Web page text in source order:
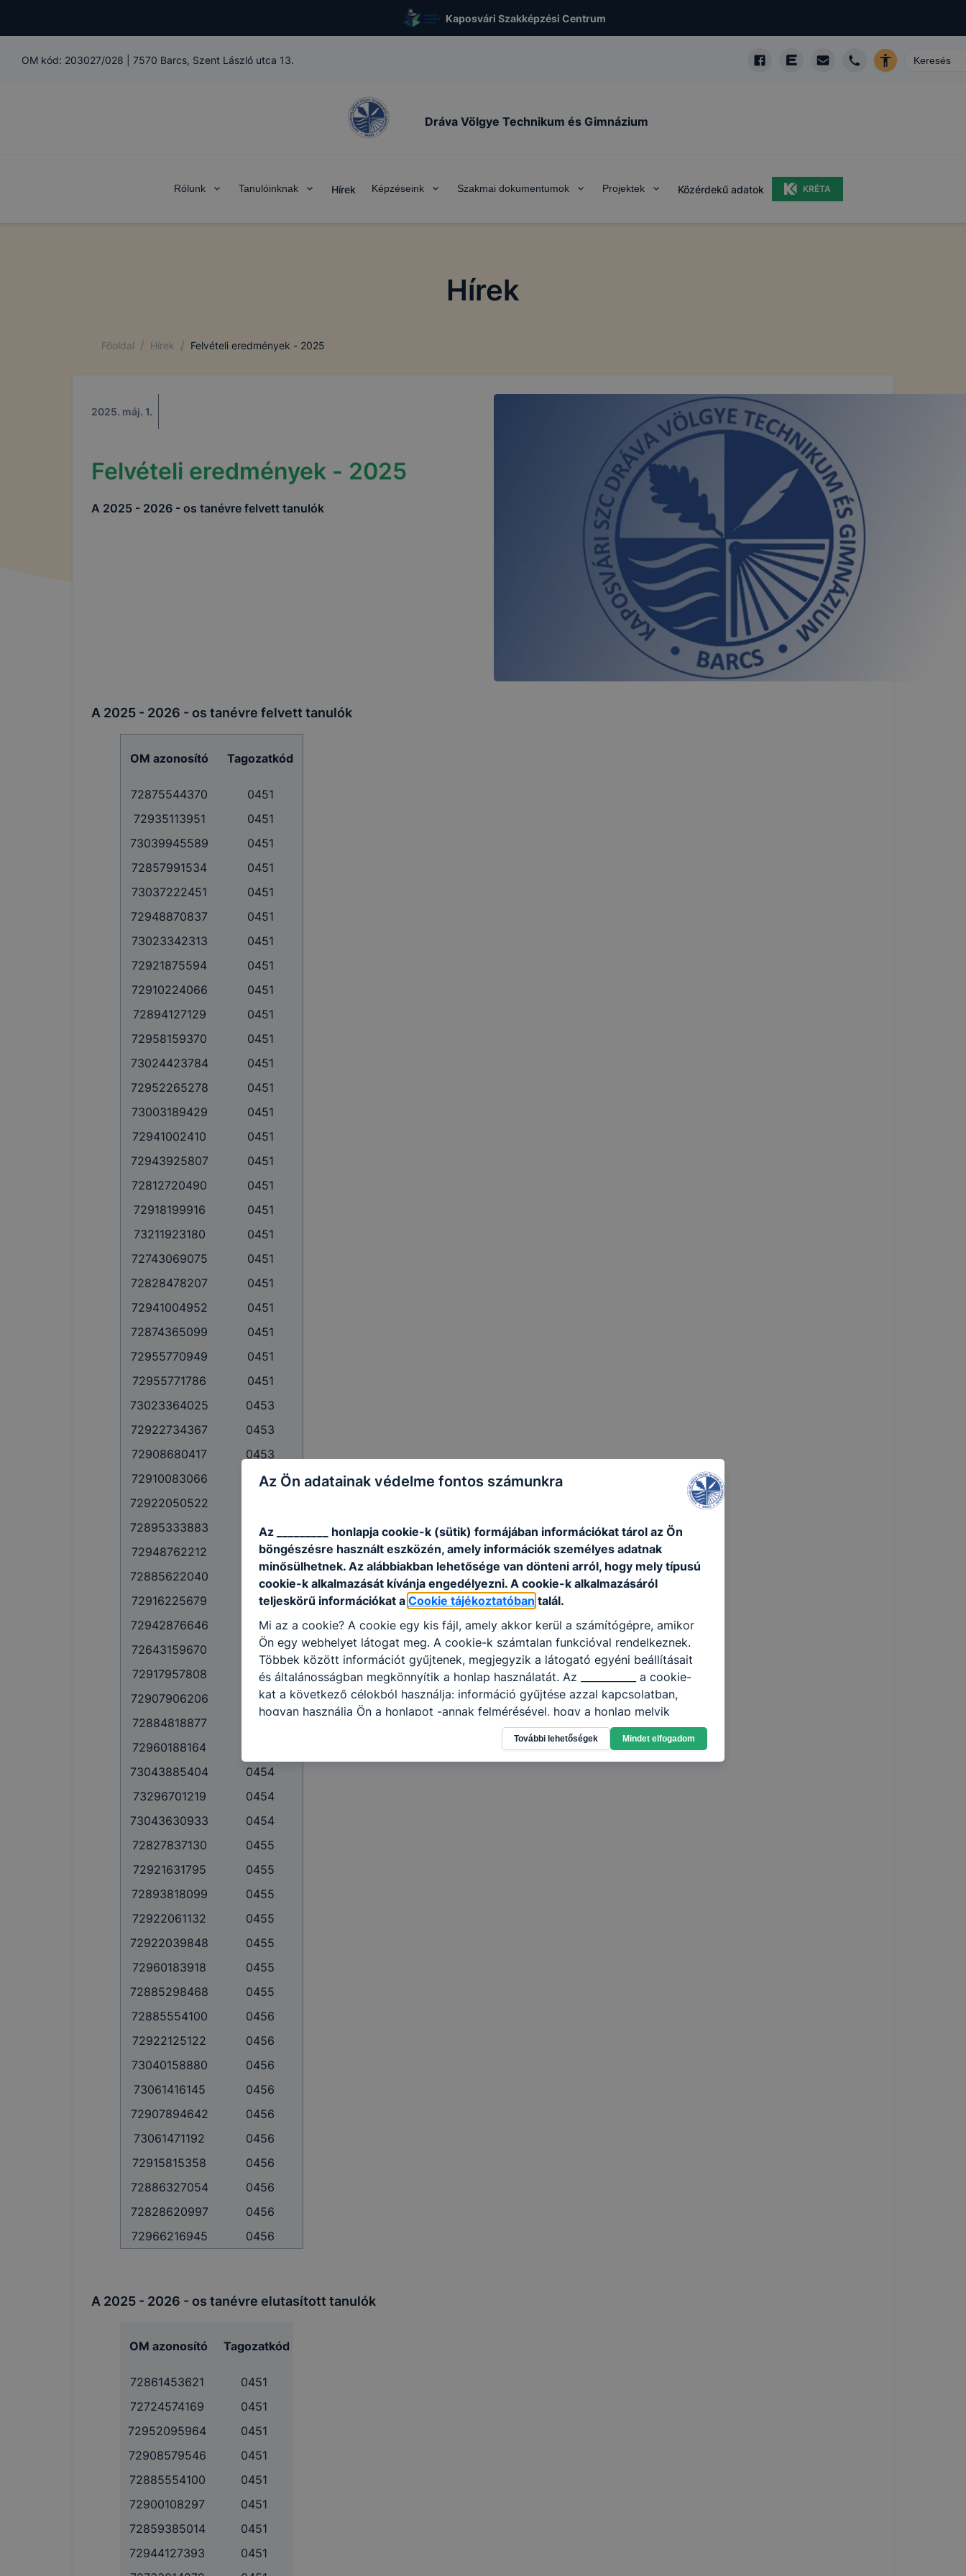
Kaposvári Szakképzési Centrum
OM kód: 203027/028 7570 Barcs, Szent László utca 13.
Dráva Völgye Technikum és Gimnázium
Rólunk Tanulóinknak Hírek Képzéseink Szakmai dokumentumok Projektek Közérdekű adatok KRÉTA
Hírek
Főoldal / Hírek / Felvételi eredmények - 2025
2025. máj. 1.
Felvételi eredmények - 2025
A 2025 - 2026 - os tanévre felvett tanulók
A 2025 - 2026 - os tanévre felvett tanulók
OM azonosító Tagozatkód
72875544370
0451
72935113951
0451
73039945589
0451
72857991534
0451
73037222451
0451
72948870837
0451
73023342313
0451
72921875594
0451
72910224066
0451
72894127129
0451
72958159370
0451
73024423784
0451
72952265278
0451
73003189429
0451
72941002410
0451
72943925807
0451
72812720490
0451
72918199916
0451
73211923180
0451
72743069075
0451
72828478207
0451
72941004952
0451
72874365099
0451
72955770949
0451
72955771786
0451
73023364025
0453
72922734367
0453
72908680417
0453
72910083066
0453
72922050522
72895333883
0453
72948762212
0453
72885622040
72916225679
0453
72942876646
0453
72643159670
0453
72917957808
0453
72907906206
0454
72884818877
72960188164
73043885404
0454
73296701219
0454
73043630933
0454
72827837130
0455
72921631795
0455
72893818099
0455
72922061132
0455
72922039848
0455
72960183918
0455
72885298468
0455
72885554100
0456
72922125122
0456
73040158880
0456
73061416145
0456
72907894642
0456
73061471192
0456
72915815358
0456
72886327054
0456
72828620997
0456
72966216945
0456
A 2025 - 2026 - os tanévre elutasított tanulók
OM azonosító Tagozatkód
72861453621
0451
72724574169
0451
72952095964
0451
72908579546
0451
72885554100
0451
72900108297
0451
72859385014
0451
72944127393
0451
Az Ön adatainak védelme fontos számunkra
Az _________ honlapja cookie-k (sütik) formájában információkat tárol az Ön
böngészésre használt eszközén, amely információk személyes adatnak
minősülhetnek. Az alábbiakban lehetősége van dönteni arról, hogy mely típusú
cookie-k alkalmazását kívánja engedélyezni. A cookie-k alkalmazásáról
teljeskörű információkat a Cookie tájékoztatóban talál.
Mi az a cookie? A cookie egy kis fájl, amely akkor kerül a számítógépre, amikor
Ön egy webhelyet látogat meg. A cookie-k számtalan funkcióval rendelkeznek.
Többek között információt gyűjtenek, megjegyzik a látogató egyéni beállításait
és általánosságban megkönnyítik a honlap használatát. Az ___________ a cookie-
kat a következő célokból használja: információ gyűjtése azzal kapcsolatban,
hogyan használja Ön a honlapot -annak felmérésével, hogy a honlap melyik
részeit látogatja, vagy használja leginkább, így megtudhatjuk, hogyan
biztosítsunk Önnek még jobb felhasználói élményt, ha ismét meglátogatja
oldalunkat, honlap fejlesztése. Hogyan ellenőrizheti és hogyan tudja kikapcsolni a
cookie-kat? Minden modern böngésző engedélyezi a cookie-k beállításának a
változtatását. A legtöbb böngésző alapértelmezettként automatikusan elfogadja
a cookie-kat, de ezek általában megváltoztathatók. Felhívjuk figyelmét, hogy
megkönnyítése vagy lehetővé tétele, a cookie-k alkalmazásának
megakadályozása vagy törlése által előfordulhat, hogy felhasználóink nem
tervezettől eltérően fog működni böngészőjében.
További lehetőségek Mindet elfogadom